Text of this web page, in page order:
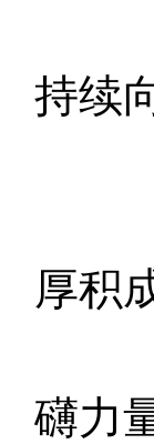
持续
厚积
礴力